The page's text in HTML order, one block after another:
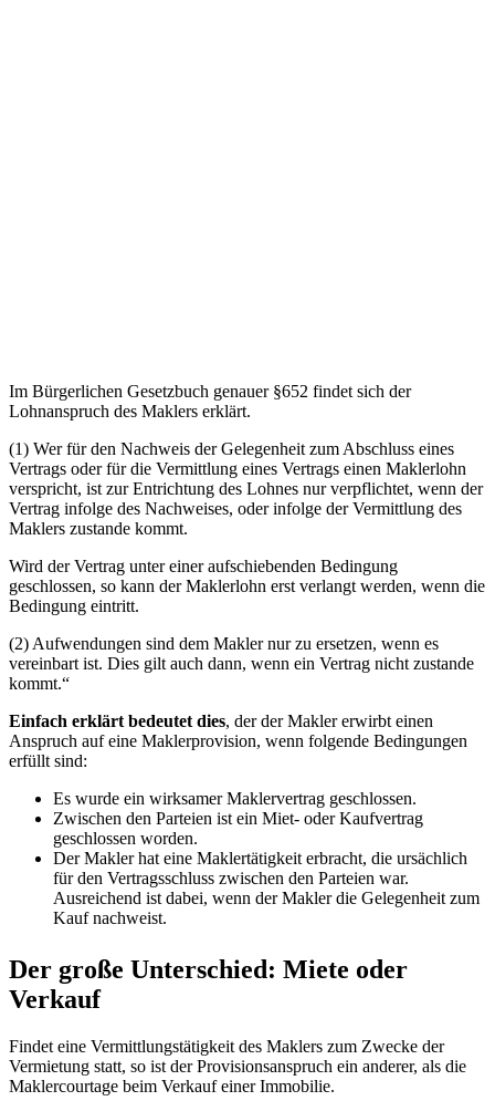
Im Bürgerlichen Gesetzbuch genauer §652 findet sich der
Lohnanspruch des Maklers erklärt.
(1) Wer für den Nachweis der Gelegenheit zum Abschluss eines
Vertrags oder für die Vermittlung eines Vertrags einen Maklerlohn
verspricht, ist zur Entrichtung des Lohnes nur verpflichtet, wenn der
Vertrag infolge des Nachweises, oder infolge der Vermittlung des
Maklers zustande kommt.
Wird der Vertrag unter einer aufschiebenden Bedingung
geschlossen, so kann der Maklerlohn erst verlangt werden, wenn die
Bedingung eintritt.
(2) Aufwendungen sind dem Makler nur zu ersetzen, wenn es
vereinbart ist. Dies gilt auch dann, wenn ein Vertrag nicht zustande
kommt.“
Einfach erklärt bedeutet dies, der der Makler erwirbt einen
Anspruch auf eine Maklerprovision, wenn folgende Bedingungen
erfüllt sind:
Es wurde ein wirksamer Maklervertrag geschlossen.
Zwischen den Parteien ist ein Miet- oder Kaufvertrag
geschlossen worden.
Der Makler hat eine Maklertätigkeit erbracht, die ursächlich
für den Vertragsschluss zwischen den Parteien war.
Ausreichend ist dabei, wenn der Makler die Gelegenheit zum
Kauf nachweist.
Der große Unterschied: Miete oder
Verkauf
Findet eine Vermittlungstätigkeit des Maklers zum Zwecke der
Vermietung statt, so ist der Provisionsanspruch ein anderer, als die
Maklercourtage beim Verkauf einer Immobilie.